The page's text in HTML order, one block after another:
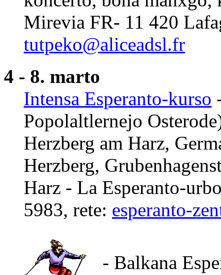
Mirevia FR- 11 420
tutpeko@aliceadsl.fr
4 - 8. marto
Intensa Esperanto-kurso
Popolaltlernejo
Herzberg am Harz,
Herzberg,
Harz - La Esperanto-
5983, rete: esperanto-
- Balkana